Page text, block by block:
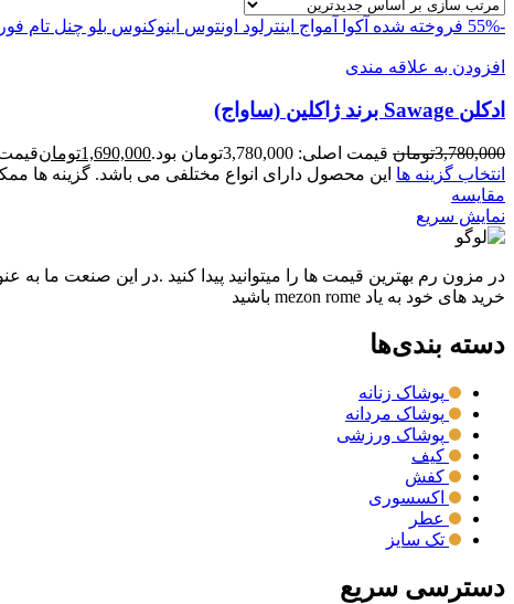
-55% فروخته شده آکوا آمواج اینترلود اونتوس اینوکنوس بلو چنل تام
افزودن به علاقه مندی
ادکلن Sawage برند ژاکلین (ساواج)
3,780,000تومان قیمت اصلی: 3,780,000تومان بود. 1,690,000تومانقیمت فعلی:
انتخاب گزینه ها این محصول دارای انواع مختلفی می باشد. گزینه
مقايسه
نمایش سریع
در مزون رم بهترین قیمت ها را میتوانید پیدا کنید .در این صنعت ما به
خرید های خود به یاد mezon rome باشید
دسته بندی‌ها
پوشاک زنانه
پوشاک مردانه
پوشاک ورزشی
کیف
کفش
اکسسوری
عطر
تک سایز
دسترسی سریع